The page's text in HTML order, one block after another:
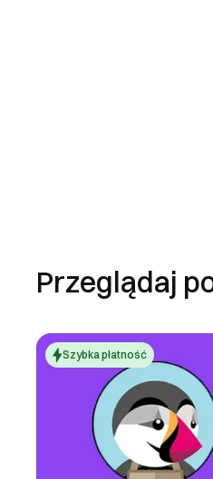
Przeglądaj
Szybka płatność